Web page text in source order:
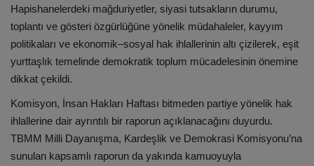
Hapishanelerdeki mağduriyetler, siyasi tutsakların durumu,
toplantı ve gösteri özgürlüğüne yönelik müdahaleler, kayyım
politikaları ve ekonomik–sosyal hak ihlallerinin altı çizilerek, eşit
yurttaşlık temelinde demokratik toplum mücadelesinin önemine
dikkat çekildi.
Komisyon, İnsan Hakları Haftası bitmeden partiye yönelik hak
ihlallerine dair ayrıntılı bir raporun açıklanacağını duyurdu.
TBMM Milli Dayanışma, Kardeşlik ve Demokrasi Komisyonu’na
sunulan kapsamlı raporun da yakında kamuoyuyla